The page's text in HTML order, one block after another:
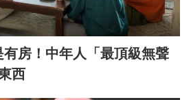
房！中年人「最頂級無聲
西